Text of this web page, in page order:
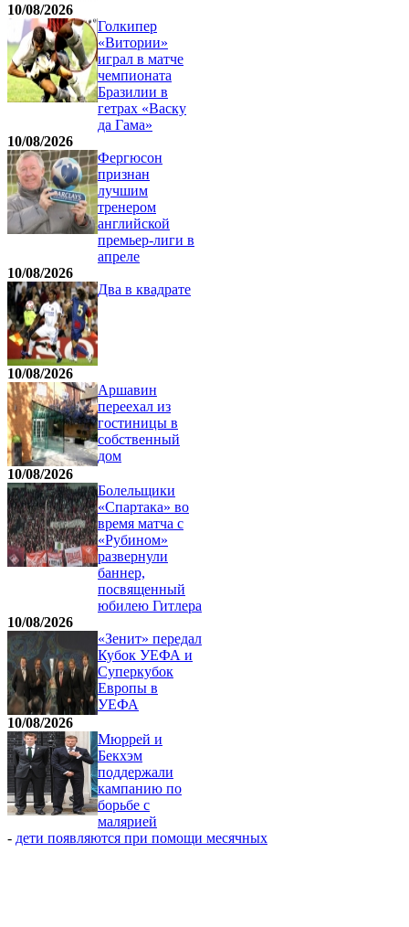
10/08/2026
Голкипер
«Витории»
играл в матче
чемпионата
Бразилии в
гетрах «Васку
да Гама»
10/08/2026
Фергюсон
признан
лучшим
тренером
английской
премьер-лиги в
апреле
10/08/2026
Два в квадрате
10/08/2026
Аршавин
переехал из
гостиницы в
собственный
дом
10/08/2026
Болельщики
«Спартака» во
время матча с
«Рубином»
развернули
баннер,
посвященный
юбилею Гитлера
10/08/2026
«Зенит» передал
Кубок УЕФА и
Суперкубок
Европы в
УЕФА
10/08/2026
Мюррей и
Бекхэм
поддержали
кампанию по
борьбе с
малярией
- дети появляются при помощи месячных